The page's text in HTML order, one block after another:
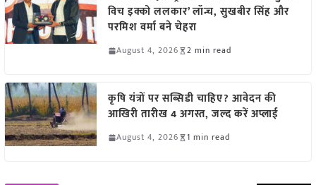
विच इक्को ललकार’ लॉन्च, सुखबीर सिंह और
परमिश वर्मा बने चेहरा
August 4, 2026 2 min read
कृषि यंत्रों पर सब्सिडी चाहिए? आवेदन की
आखिरी तारीख 4 अगस्त, जल्द करें अप्लाई
August 4, 2026 1 min read